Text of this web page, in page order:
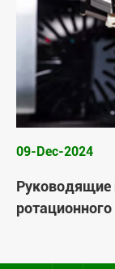
09-Dec-2024
Руководящие